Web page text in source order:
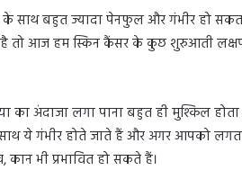
साथ बहुत ज्यादा पेनफुल और गंभीर हो
तो आज हम स्किन कैंसर के कुछ शुरुआती
अंदाजा लगा पाना बहुत ही मुश्किल होता
ये गंभीर होते जाते हैं और अगर आपको
भी प्रभावित हो सकते हैं।